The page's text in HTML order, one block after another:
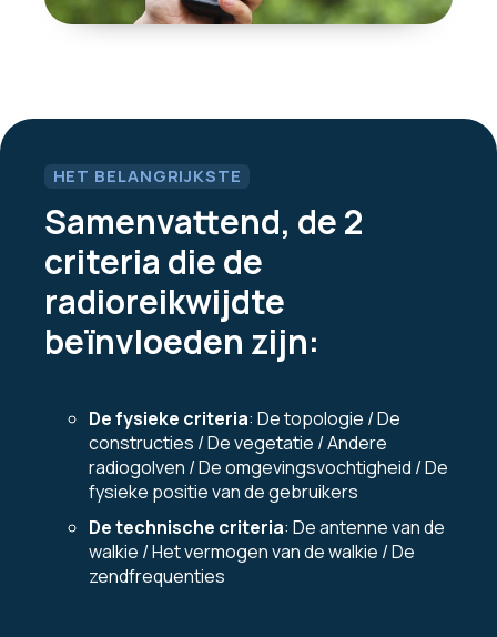
HET BELANGRIJKSTE
Samenvattend, de 2
criteria die de
radioreikwijdte
beïnvloeden zijn:
De fysieke criteria: De topologie / De
constructies / De vegetatie / Andere
radiogolven / De omgevingsvochtigheid / De
fysieke positie van de gebruikers
De technische criteria: De antenne van de
walkie / Het vermogen van de walkie / De
zendfrequenties